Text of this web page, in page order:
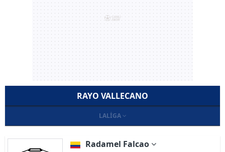
RAYO VALLECANO
LALIGA
Radamel Falcao